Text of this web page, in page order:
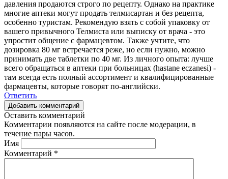
давления продаются строго по рецепту. Однако на практике
многие аптеки могут продать телмисартан и без рецепта,
особенно туристам. Рекомендую взять с собой упаковку от
вашего привычного Телмиста или выписку от врача - это
упростит общение с фармацевтом. Также учтите, что
дозировка 80 мг встречается реже, но если нужно, можно
принимать две таблетки по 40 мг. Из личного опыта: лучше
всего обращаться в аптеки при больницах (hastane eczanesi) -
там всегда есть полный ассортимент и квалифицированные
фармацевты, которые говорят по-английски.
Ответить
Добавить комментарий
Оставить комментарий
Комментарии появляются на сайте после модерации, в
течение пары часов.
Имя
Комментарий *